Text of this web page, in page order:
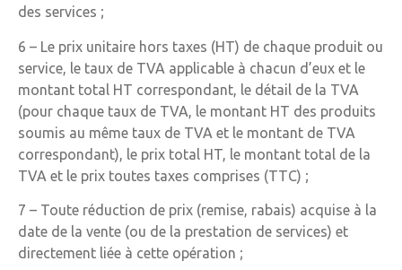
des services ;
6 – Le prix unitaire hors taxes (HT) de chaque produit ou
service, le taux de TVA applicable à chacun d’eux et le
montant total HT correspondant, le détail de la TVA
(pour chaque taux de TVA, le montant HT des produits
soumis au même taux de TVA et le montant de TVA
correspondant), le prix total HT, le montant total de la
TVA et le prix toutes taxes comprises (TTC) ;
7 – Toute réduction de prix (remise, rabais) acquise à la
date de la vente (ou de la prestation de services) et
directement liée à cette opération ;